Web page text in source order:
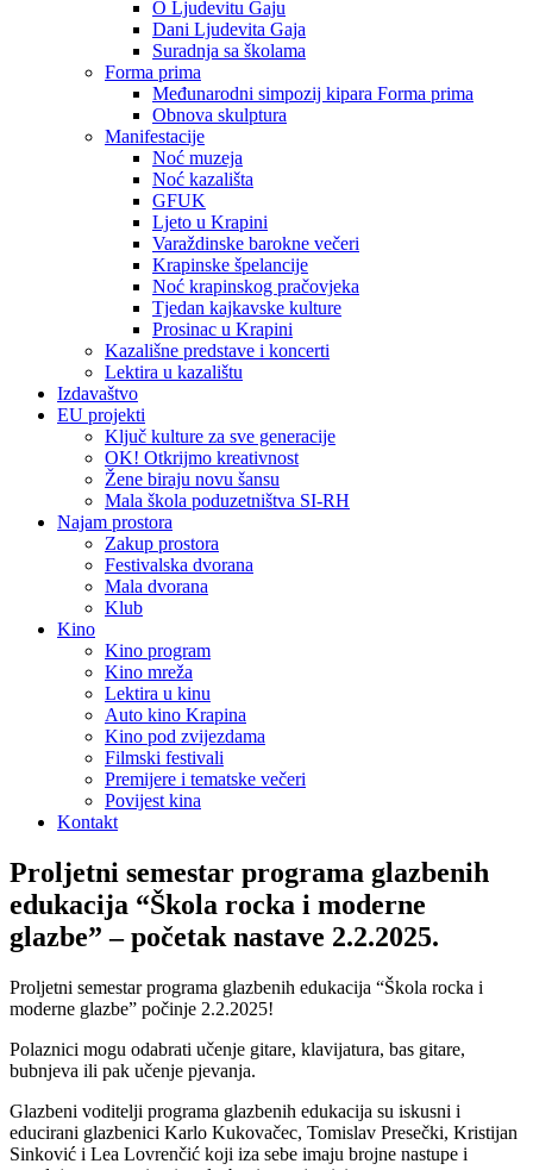
O Ljudevitu Gaju
Dani Ljudevita Gaja
Suradnja sa školama
Forma prima
Međunarodni simpozij kipara Forma prima
Obnova skulptura
Manifestacije
Noć muzeja
Noć kazališta
GFUK
Ljeto u Krapini
Varaždinske barokne večeri
Krapinske špelancije
Noć krapinskog pračovjeka
Tjedan kajkavske kulture
Prosinac u Krapini
Kazališne predstave i koncerti
Lektira u kazalištu
Izdavaštvo
EU projekti
Ključ kulture za sve generacije
OK! Otkrijmo kreativnost
Žene biraju novu šansu
Mala škola poduzetništva SI-RH
Najam prostora
Zakup prostora
Festivalska dvorana
Mala dvorana
Klub
Kino
Kino program
Kino mreža
Lektira u kinu
Auto kino Krapina
Kino pod zvijezdama
Filmski festivali
Premijere i tematske večeri
Povijest kina
Kontakt
Proljetni semestar programa glazbenih
edukacija “Škola rocka i moderne
glazbe” – početak nastave 2.2.2025.
Proljetni semestar programa glazbenih edukacija “Škola rocka i
moderne glazbe” počinje 2.2.2025!
Polaznici mogu odabrati učenje gitare, klavijatura, bas gitare,
bubnjeva ili pak učenje pjevanja.
Glazbeni voditelji programa glazbenih edukacija su iskusni i
educirani glazbenici Karlo Kukovačec, Tomislav Presečki, Kristijan
Sinković i Lea Lovrenčić koji iza sebe imaju brojne nastupe i